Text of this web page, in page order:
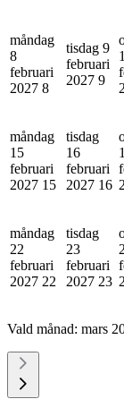
måndag
8
februari
2027 8
tisdag 9
februari
2027 9
måndag
15
februari
2027 15
tisdag
16
februari
2027 16
måndag
22
februari
2027 22
tisdag
23
februari
2027 23
Vald månad: mars